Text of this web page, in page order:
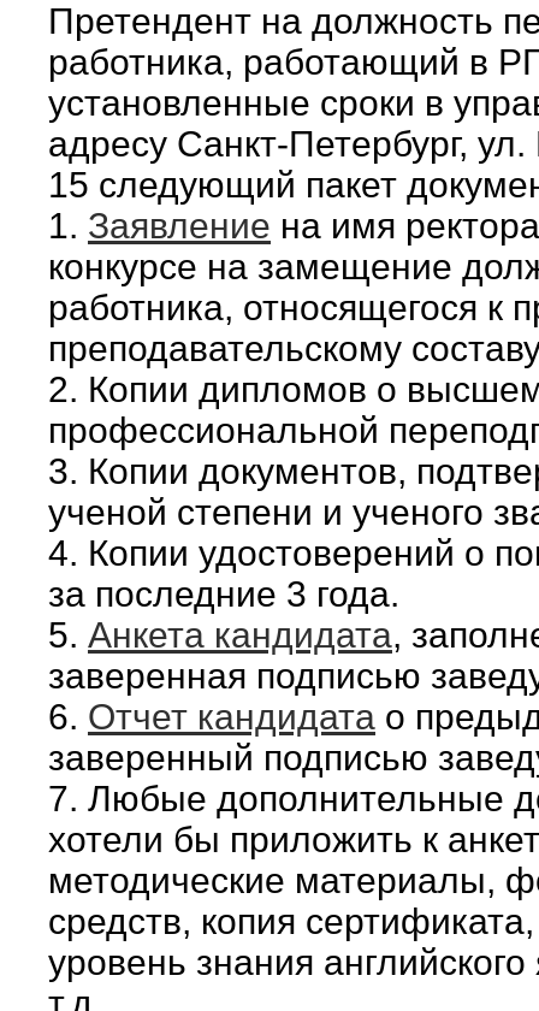
Претендент на должность
работника, работающий в
установленные сроки в
адресу Санкт-Петербург,
15 следующий пакет
1. Заявление на имя
конкурсе на замещение
работника, относящегося к
преподавательскому
2. Копии дипломов о
профессиональной
3. Копии документов,
ученой степени и ученого
4. Копии удостоверений о
за последние 3 года.
5. Анкета кандидата,
заверенная подписью
6. Отчет кандидата о
заверенный подписью
7. Любые дополнительные
хотели бы приложить к
методические материалы,
средств, копия
уровень знания